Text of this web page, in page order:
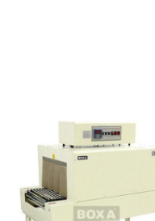
Compatibilidad de vasos
Rango de temperatura
sellado